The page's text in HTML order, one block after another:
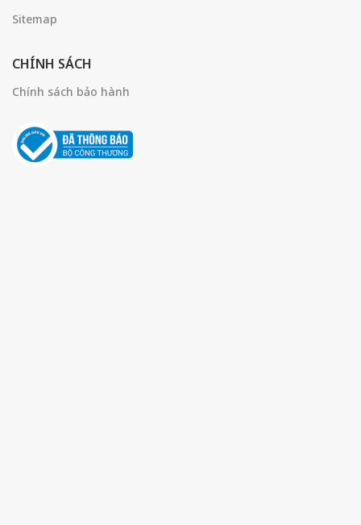
Sitemap
CHÍNH SÁCH
Chính sách bảo hành